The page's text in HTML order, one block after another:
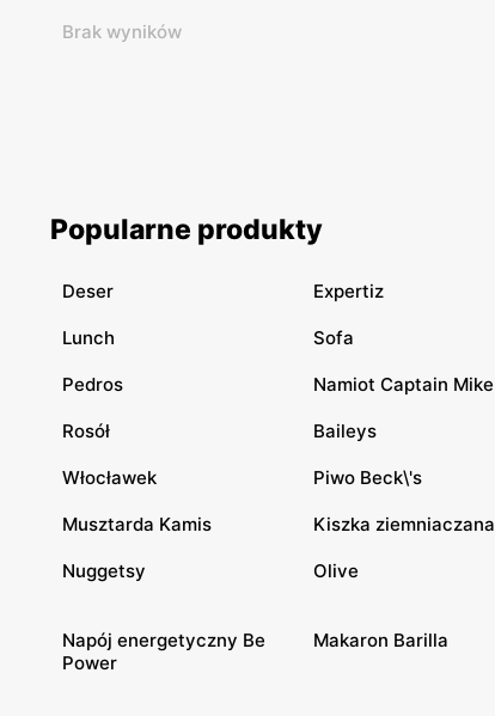
Brak wyników
Popularne produkty
Deser Expertiz
Lunch Sofa
Pedros Namiot Captain Mike
Rosół Baileys
Włocławek Piwo Beck\'s
Musztarda Kamis Kiszka ziemniaczana
Nuggetsy Olive
Napój energetyczny Be
Power
Makaron Barilla